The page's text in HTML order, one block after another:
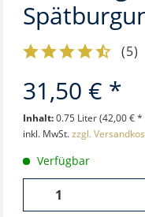
(5)
31,50 € *
Inhalt:0.75 Liter (42,00 € *
inkl. MwSt.zzgl.
Verfügbar